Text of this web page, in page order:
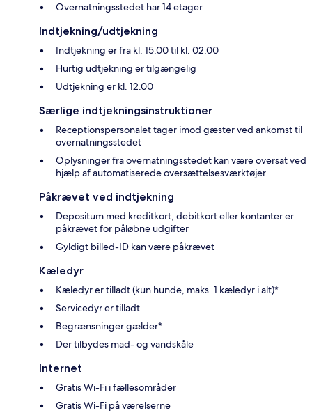
Overnatningsstedet har 14 etager
Indtjekning/udtjekning
Indtjekning er fra kl. 15.00 til kl. 02.00
Hurtig udtjekning er tilgængelig
Udtjekning er kl. 12.00
Særlige indtjekningsinstruktioner
Receptionspersonalet tager imod gæster ved ankomst til
overnatningsstedet
Oplysninger fra overnatningsstedet kan være oversat ved
hjælp af automatiserede oversættelsesværktøjer
Påkrævet ved indtjekning
Depositum med kreditkort, debitkort eller kontanter er
påkrævet for påløbne udgifter
Gyldigt billed-ID kan være påkrævet
Kæledyr
Kæledyr er tilladt (kun hunde, maks. 1 kæledyr i alt)*
Servicedyr er tilladt
Begrænsninger gælder*
Der tilbydes mad- og vandskåle
Internet
Gratis Wi-Fi i fællesområder
Gratis Wi-Fi på værelserne